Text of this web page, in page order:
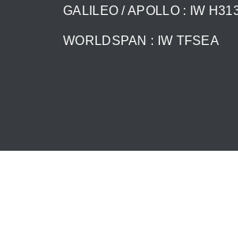
GALILEO / APOLLO : IW
WORLDSPAN : IW TFSEA